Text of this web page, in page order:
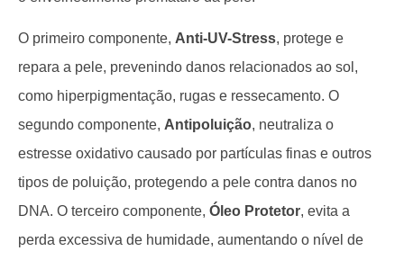
O primeiro componente, Anti-UV-Stress, protege e
repara a pele, prevenindo danos relacionados ao sol,
como hiperpigmentação, rugas e ressecamento. O
segundo componente, Antipoluição, neutraliza o
estresse oxidativo causado por partículas finas e outros
tipos de poluição, protegendo a pele contra danos no
DNA. O terceiro componente, Óleo Protetor, evita a
perda excessiva de humidade, aumentando o nível de